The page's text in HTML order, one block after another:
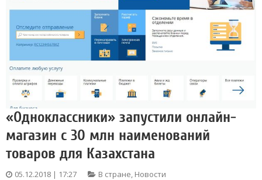
«Одноклассники» запустили онлайн-
магазин с 30 млн наименований
товаров для Казахстана
05.12.2018 | 17:27 В стране, Новости